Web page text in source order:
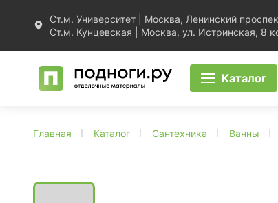
Ст.м. Университет | Москва, Ленинский
Ст.м. Кунцевская | Москва, ул. Истринская, 8
Каталог
Главная Каталог Сантехника Ванны